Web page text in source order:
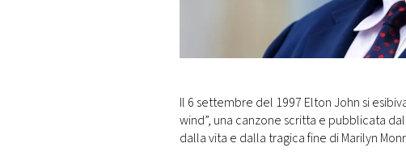
Il 6 settembre del 1997 Elton John si
wind”, una canzone scritta e pubblicata
dalla vita e dalla tragica fine di Marilyn